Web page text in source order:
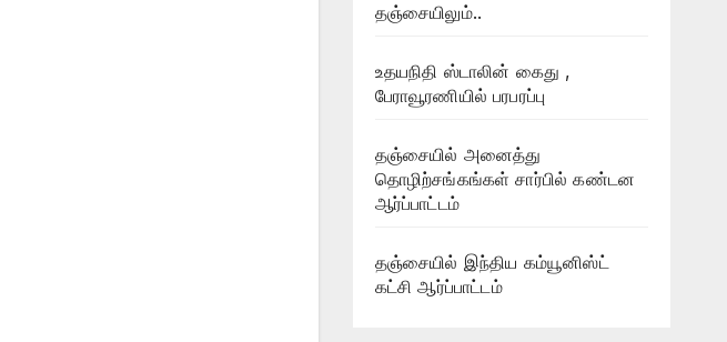
தஞ்சையிலும்..
உதயநிதி ஸ்டாலின் கைது ,
பேராவூரணியில் பரபரப்பு
தஞ்சையில் அனைத்து
தொழிற்சங்கங்கள் சார்பில் கண்டன
ஆர்ப்பாட்டம்
தஞ்சையில் இந்திய கம்யூனிஸ்ட்
கட்சி ஆர்ப்பாட்டம்